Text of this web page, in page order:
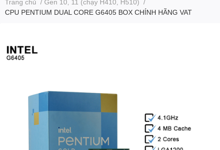
Trang chủ / Gen 10, 11 (chạy H410, H510) /
CPU PENTIUM DUAL CORE G6405 BOX CHÍNH HÃNG VAT